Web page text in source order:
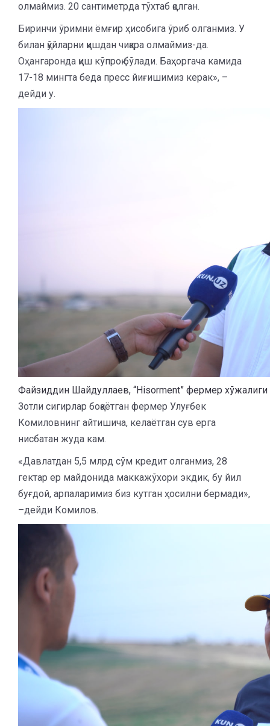
олмаймиз. 20 сантиметрда тўхтаб қолган.
Биринчи ўримни ёмғир ҳисобига ўриб олганмиз. У
билан қўйларни қишдан чиқара олмаймиз-да.
Оҳангаронда қиш кўпроқ бўлади. Баҳоргача камида
17-18 мингта беда пресс йиғишимиз керак», –
дейди у.
Файзиддин Шайдуллаев, “Hisorment” фермер хўжалиги
Зотли сигирлар боқаётган фермер Улуғбек
Комиловнинг айтишича, келаётган сув ерга
нисбатан жуда кам.
«Давлатдан 5,5 млрд сўм кредит олганмиз, 28
гектар ер майдонида маккажўхори экдик, бу йил
буғдой, арпаларимиз биз кутган ҳосилни бермади»,
–дейди Комилов.